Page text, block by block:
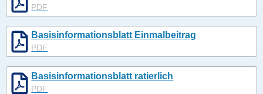
PDF
Basisinformationsblatt Einmalbeitrag
PDF
Basisinformationsblatt ratierlich
PDF